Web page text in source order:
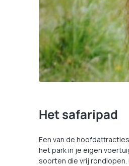
Het safaripad
Een van de
het park in je eigen
soorten die vrij